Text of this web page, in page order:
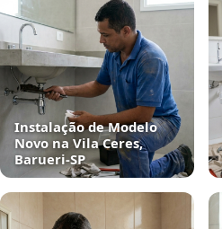
Instalação de Modelo
Novo na Vila Ceres,
Barueri‑SP